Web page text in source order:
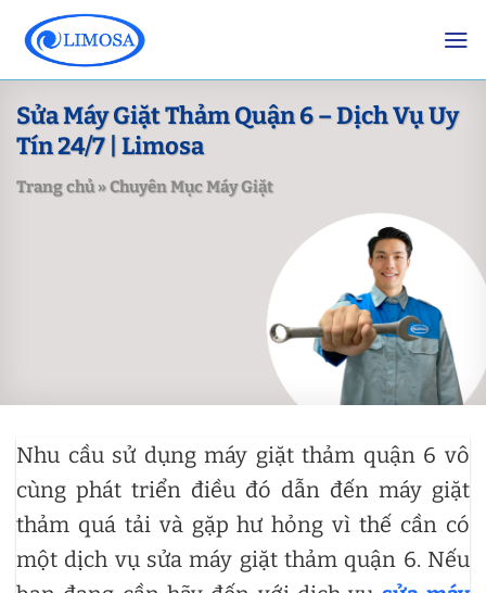
content
Sửa Máy Giặt Thảm Quận 6 – Dịch Vụ Uy
Tín 24/7 | Limosa
Trang chủ»Chuyên Mục Máy Giặt
Nhu cầu sử dụng máy giặt thảm quận 6 vô
cùng phát triển điều đó dẫn đến máy giặt
thảm quá tải và gặp hư hỏng vì thế cần có
một dịch vụ sửa máy giặt thảm quận 6. Nếu